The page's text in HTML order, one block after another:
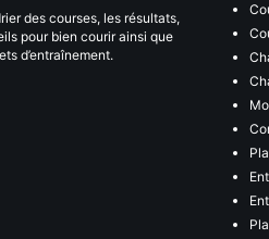
des courses, les résultats,
pour bien courir ainsi que
d’entraînement.